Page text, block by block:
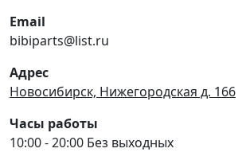
Email
bibiparts@list.ru
Адрес
Новосибирск, Нижегородская д. 166
Часы работы
10:00 - 20:00 Без выходных